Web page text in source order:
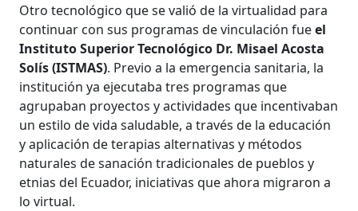
Otro tecnológico que se valió de la virtualidad para
continuar con sus programas de vinculación fueel
Instituto Superior Tecnológico Dr. Misael Acosta
Solís (ISTMAS). Previo a la emergencia sanitaria, la
institución ya ejecutaba tres programas que
agrupaban proyectos y actividades que incentivaban
un estilo de vida saludable, a través de la educación
y aplicación de terapias alternativas y métodos
naturales de sanación tradicionales de pueblos y
etnias del Ecuador, iniciativas que ahora migraron a
lo virtual.